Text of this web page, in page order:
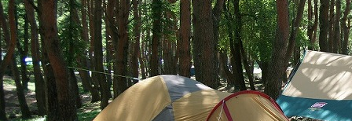
延長の場合は、
2026/06/03